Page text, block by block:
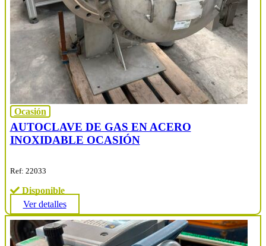
Ocasión
AUTOCLAVE DE GAS EN ACERO
INOXIDABLE OCASIÓN
Ref: 22033
Disponible
Ver detalles